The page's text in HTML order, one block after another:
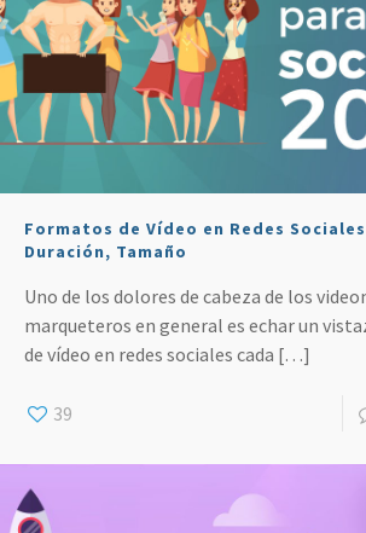
Formatos de Vídeo en Redes
Duración, Tamaño
Uno de los dolores de cabeza de los
marqueteros en general es echar un
de vídeo en redes sociales cada […]
39